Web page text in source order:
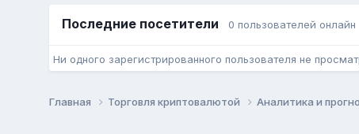
Последние посетители 0 пользователей онлайн
Ни одного зарегистрированного пользователя не
Главная Торговля криптовалютой Аналитика и